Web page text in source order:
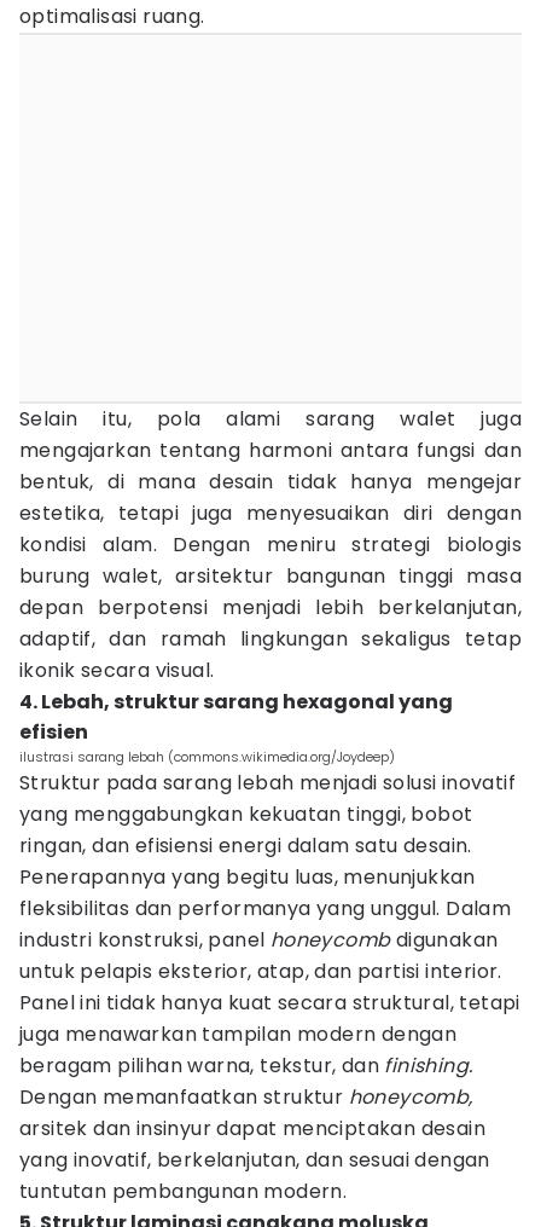
optimalisasi ruang.
Selain itu, pola alami sarang walet juga
mengajarkan tentang harmoni antara fungsi dan
bentuk, di mana desain tidak hanya mengejar
estetika, tetapi juga menyesuaikan diri dengan
kondisi alam. Dengan meniru strategi biologis
burung walet, arsitektur bangunan tinggi masa
depan berpotensi menjadi lebih berkelanjutan,
adaptif, dan ramah lingkungan sekaligus tetap
ikonik secara visual.
4. Lebah, struktur sarang hexagonal yang
efisien
ilustrasi sarang lebah (commons.wikimedia.org/Joydeep)
Struktur pada sarang lebah menjadi solusi inovatif
yang menggabungkan kekuatan tinggi, bobot
ringan, dan efisiensi energi dalam satu desain.
Penerapannya yang begitu luas, menunjukkan
fleksibilitas dan performanya yang unggul. Dalam
industri konstruksi, panel honeycombdigunakan
untuk pelapis eksterior, atap, dan partisi interior.
Panel ini tidak hanya kuat secara struktural, tetapi
juga menawarkan tampilan modern dengan
beragam pilihan warna, tekstur, dan finishing.
Dengan memanfaatkan struktur honeycomb,
arsitek dan insinyur dapat menciptakan desain
yang inovatif, berkelanjutan, dan sesuai dengan
tuntutan pembangunan modern.